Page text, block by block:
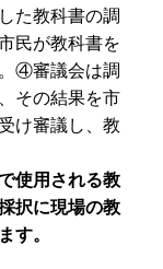
た教科書の調
民が教科書を
④審議会は調
その結果を市
け審議し、教
使用される教
択に現場の教
す。